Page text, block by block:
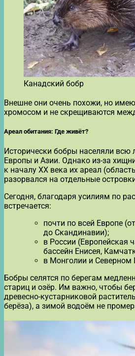
Канадский бобр
Внешне они очень похожи, но
хромосом и не скрещиваются
Ареал обитания: Где живёт?
Исторически бобры населяли всю
Европы и Азии. Однако из-за
к началу XX века их ареал
разорвался на отдельные
Сегодня, благодаря усилиям по
встречается:
почти по всей Европе
до Скандинавии);
в России (Европейская
бассейн Енисея,
в Монголии и Северном
Бобры селятся по берегам
стариц и озёр. Им важно, чтобы
древесно-кустарниковой
берёза), а зимой водоём не